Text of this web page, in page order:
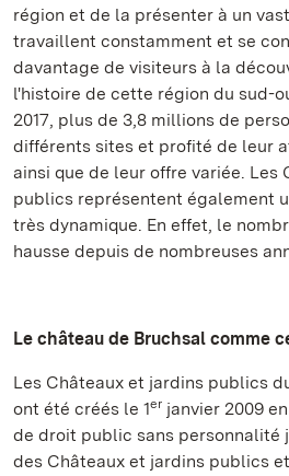
région et de la présenter à un
travaillent constamment et se
davantage de visiteurs à la
l'histoire de cette région du sud-
2017, plus de 3,8 millions de
différents sites et profité de leur
ainsi que de leur offre variée. Les
publics représentent également
très dynamique. En effet, le
hausse depuis de nombreuses
Le château de Bruchsal comme
Les Châteaux et jardins publics
ont été créés le 1er janvier 2009
de droit public sans personnalité
des Châteaux et jardins publics